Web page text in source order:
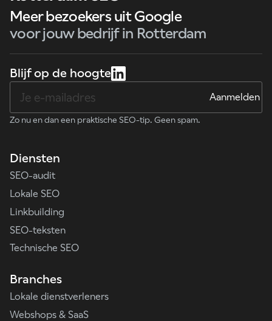
Meer bezoekers uit Google
voor jouw bedrijf in Rotterdam
Blijf op de hoogte
Zo nu en dan een praktische SEO-tip. Geen spam.
Diensten
SEO-audit
Lokale SEO
Linkbuilding
SEO-teksten
Technische SEO
Branches
Lokale dienstverleners
Webshops & SaaS